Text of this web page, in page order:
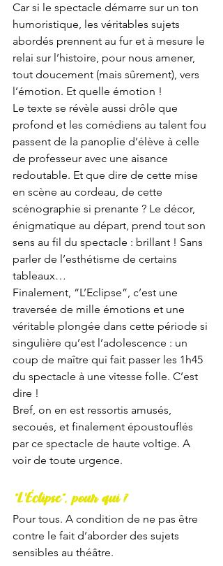
Car si le spectacle démarre sur un ton
humoristique, les véritables sujets
abordés prennent au fur et à mesure le
relai sur l’histoire, pour nous amener,
tout doucement (mais sûrement), vers
l’émotion. Et quelle émotion !
Le texte se révèle aussi drôle que
profond et les comédiens au talent fou
passent de la panoplie d’élève à celle
de professeur avec une aisance
redoutable. Et que dire de cette mise
en scène au cordeau, de cette
scénographie si prenante ? Le décor,
énigmatique au départ, prend tout son
sens au fil du spectacle : brillant ! Sans
parler de l’esthétisme de certains
tableaux…
Finalement, “L’Eclipse”, c’est une
traversée de mille émotions et une
véritable plongée dans cette période si
singulière qu’est l’adolescence : un
coup de maître qui fait passer les 1h45
du spectacle à une vitesse folle. C’est
dire !
Bref, on en est ressortis amusés,
secoués, et finalement époustouflés
par ce spectacle de haute voltige. A
voir de toute urgence.
“L'Éclipse”, pour qui ?
Pour tous. A condition de ne pas être
contre le fait d’aborder des sujets
sensibles au théâtre.